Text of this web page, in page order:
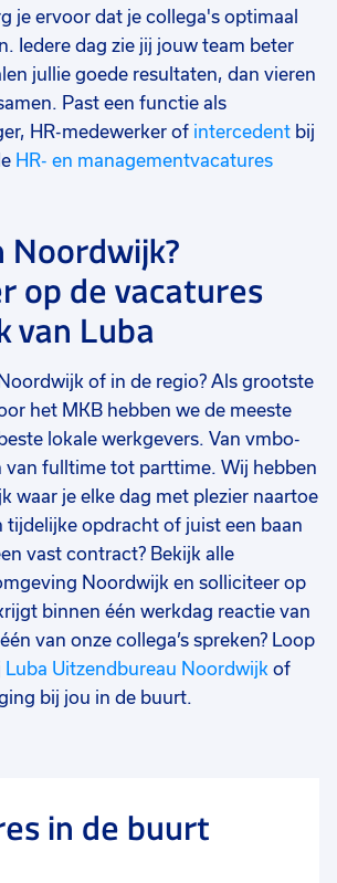
je ervoor dat je collega's optimaal
Iedere dag zie jij jouw team beter
jullie goede resultaten, dan vieren
Past een functie als
HR-medewerker of intercedent bij
HR- en managementvacatures
Noordwijk?
op de vacatures
van Luba
of in de regio? Als grootste
het MKB hebben we de meeste
lokale werkgevers. Van vmbo-
van fulltime tot parttime. Wij hebben
waar je elke dag met plezier naartoe
tijdelijke opdracht of juist een baan
vast contract? Bekijk alle
Noordwijk en solliciteer op
binnen één werkdag reactie van
van onze collega’s spreken? Loop
Luba Uitzendbureau Noordwijk of
bij jou in de buurt.
in de buurt